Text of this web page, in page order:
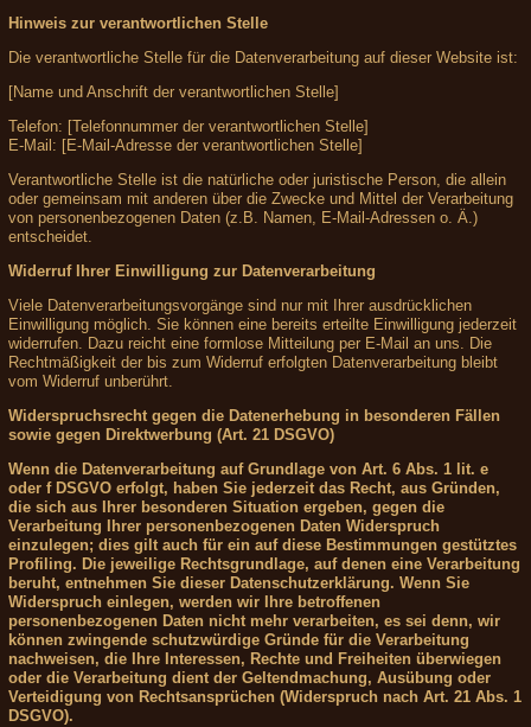
Hinweis zur verantwortlichen Stelle
Die verantwortliche Stelle für die Datenverarbeitung auf dieser Website ist:
[Name und Anschrift der verantwortlichen Stelle]
Telefon: [Telefonnummer der verantwortlichen Stelle]
E-Mail: [E-Mail-Adresse der verantwortlichen Stelle]
Verantwortliche Stelle ist die natürliche oder juristische Person, die allein
oder gemeinsam mit anderen über die Zwecke und Mittel der Verarbeitung
von personenbezogenen Daten (z.B. Namen, E-Mail-Adressen o. Ä.)
entscheidet.
Widerruf Ihrer Einwilligung zur Datenverarbeitung
Viele Datenverarbeitungsvorgänge sind nur mit Ihrer ausdrücklichen
Einwilligung möglich. Sie können eine bereits erteilte Einwilligung jederzeit
widerrufen. Dazu reicht eine formlose Mitteilung per E-Mail an uns. Die
Rechtmäßigkeit der bis zum Widerruf erfolgten Datenverarbeitung bleibt
vom Widerruf unberührt.
Widerspruchsrecht gegen die Datenerhebung in besonderen Fällen
sowie gegen Direktwerbung (Art. 21 DSGVO)
Wenn die Datenverarbeitung auf Grundlage von Art. 6 Abs. 1 lit. e
oder f DSGVO erfolgt, haben Sie jederzeit das Recht, aus Gründen,
die sich aus Ihrer besonderen Situation ergeben, gegen die
Verarbeitung Ihrer personenbezogenen Daten Widerspruch
einzulegen; dies gilt auch für ein auf diese Bestimmungen gestütztes
Profiling. Die jeweilige Rechtsgrundlage, auf denen eine Verarbeitung
beruht, entnehmen Sie dieser Datenschutzerklärung. Wenn Sie
Widerspruch einlegen, werden wir Ihre betroffenen
personenbezogenen Daten nicht mehr verarbeiten, es sei denn, wir
können zwingende schutzwürdige Gründe für die Verarbeitung
nachweisen, die Ihre Interessen, Rechte und Freiheiten überwiegen
oder die Verarbeitung dient der Geltendmachung, Ausübung oder
Verteidigung von Rechtsansprüchen (Widerspruch nach Art. 21 Abs. 1
DSGVO).